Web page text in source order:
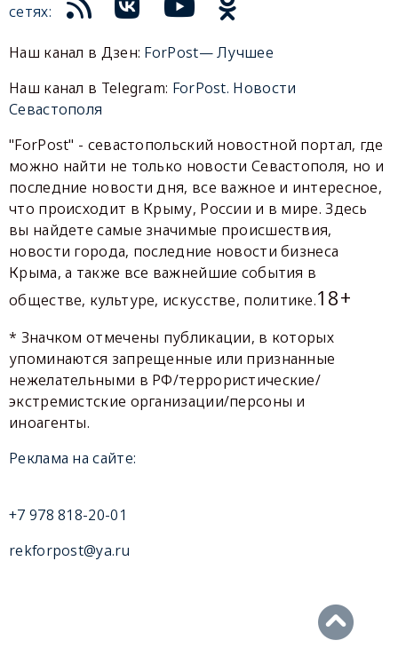
сетях:
Наш канал в Дзен: ForPost— Лучшее
Наш канал в Telegram: ForPost. Новости
Севастополя
"ForPost" - севастопольский новостной портал, где
можно найти не только новости Севастополя, но и
последние новости дня, все важное и интересное,
что происходит в Крыму, России и в мире. Здесь
вы найдете самые значимые происшествия,
новости города, последние новости бизнеса
Крыма, а также все важнейшие события в
обществе, культуре, искусстве, политике.18+
* Значком отмечены публикации, в которых
упоминаются запрещенные или признанные
нежелательными в РФ/террористические/
экстремистские организации/персоны и
иноагенты.
Реклама на сайте:
+7 978 818-20-01
rekforpost@ya.ru